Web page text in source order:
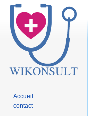
Accueil
contact